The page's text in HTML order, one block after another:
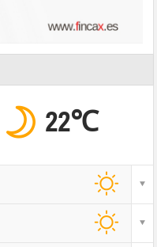
22℃